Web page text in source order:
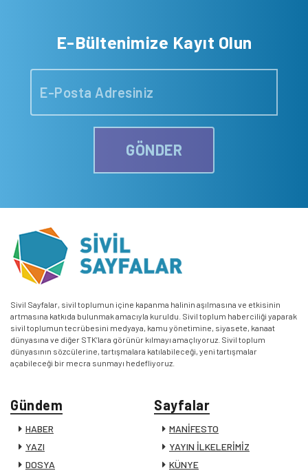
E-Bültenimize Kayıt Olun
GÖNDER
Sivil Sayfalar, sivil toplumun içine kapanma halinin aşılmasına ve etkisinin
artmasına katkıda bulunmak amacıyla kuruldu. Sivil toplum haberciliği yaparak
sivil toplumun tecrübesini medyaya, kamu yönetimine, siyasete, kanaat
dünyasına ve diğer STK’lara görünür kılmayı amaçlıyoruz. Sivil toplum
dünyasının sözcülerine, tartışmalara katılabileceği, yeni tartışmalar
açabileceği bir mecra sunmayı hedefliyoruz.
Gündem
HABER
YAZI
DOSYA
Sayfalar
MANİFESTO
YAYIN İLKELERİMİZ
KÜNYE